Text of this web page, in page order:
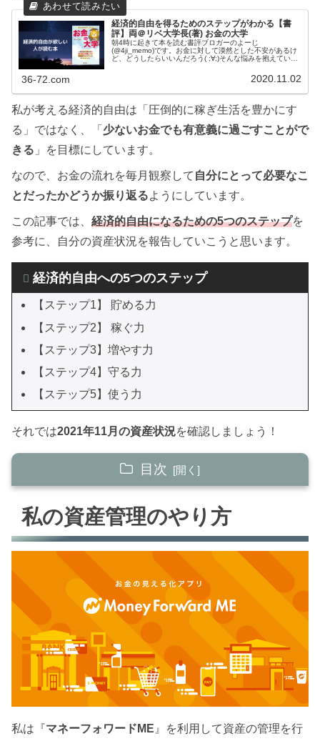
経済的自由を得るためのステップがわかる【書
評】両＠リベ大学長(著) お金の大学
朝4時に起きて本を読む書評ブロガーのよーじ
(@4ji_memo)です。お金に対して漠然とした不安があるけ
ど、どうしたらいいんだろう( ;∀;)そんな悩みを抱えている
36-72.com 2020.11.02
私が考える経済的自由は「圧倒的に稼ぎ生活を豊かにす
る」ではなく、「 少ないお金でも有意義に過ごすことがで
きる 」を目標にしています。
なので、お金の流れを毎月観察して 自分にとって必要なこ
とだったかどうか振り返るようにしています。
この記事では、 経済的自由になるための5つのステップを
参考に、自分の資産状況を報告していこうと思います。
経済的自由への5つのステップ
【ステップ1】 貯める力
【ステップ2】 稼ぐ力
【ステップ3】増やす力
【ステップ4】守る力
【ステップ5】使う力
それでは2021年11月の資産状況を確認しましょう！
目次
私の資産管理のやり方
【ステップ1】 貯める力
【ステップ3】 増やす力
【ステップ4】 守る力
【ステップ5】 使う力
【まとめ】 2021年11月の資産総額
2021年の家計簿まとめ
私の資産管理のやり方
私は『マネーフォワードME 』を利用して資産の管理を行